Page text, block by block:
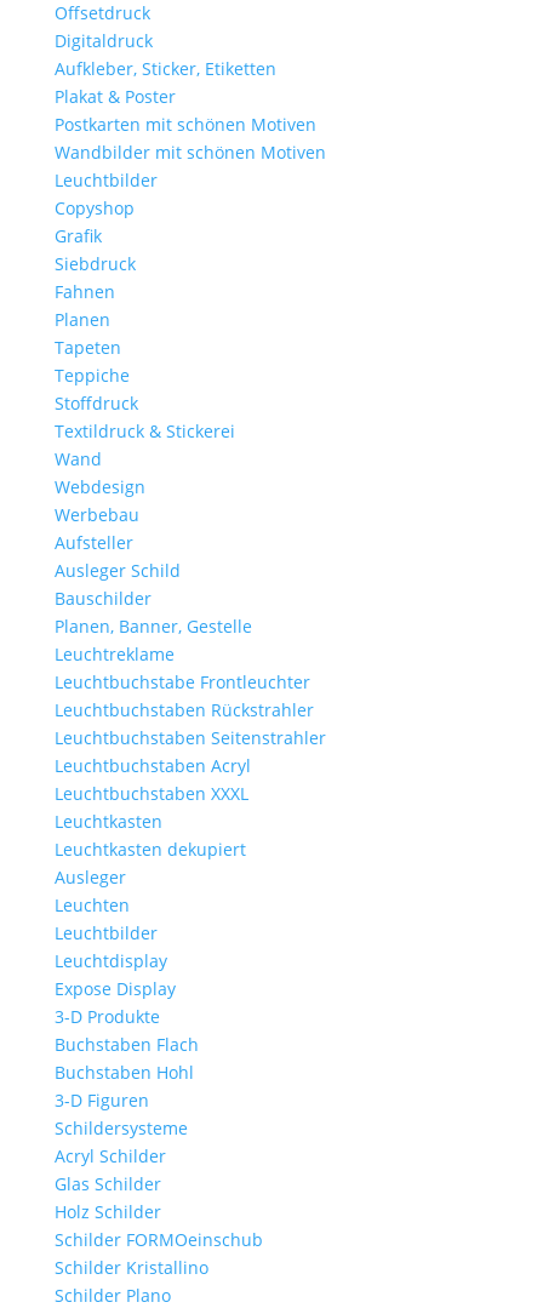
Offsetdruck
Digitaldruck
Aufkleber, Sticker, Etiketten
Plakat & Poster
Postkarten mit schönen Motiven
Wandbilder mit schönen Motiven
Leuchtbilder
Copyshop
Grafik
Siebdruck
Fahnen
Planen
Tapeten
Teppiche
Stoffdruck
Textildruck & Stickerei
Wand
Webdesign
Werbebau
Aufsteller
Ausleger Schild
Bauschilder
Planen, Banner, Gestelle
Leuchtreklame
Leuchtbuchstabe Frontleuchter
Leuchtbuchstaben Rückstrahler
Leuchtbuchstaben Seitenstrahler
Leuchtbuchstaben Acryl
Leuchtbuchstaben XXXL
Leuchtkasten
Leuchtkasten dekupiert
Ausleger
Leuchten
Leuchtbilder
Leuchtdisplay
Expose Display
3-D Produkte
Buchstaben Flach
Buchstaben Hohl
3-D Figuren
Schildersysteme
Acryl Schilder
Glas Schilder
Holz Schilder
Schilder FORMOeinschub
Schilder Kristallino
Schilder Plano